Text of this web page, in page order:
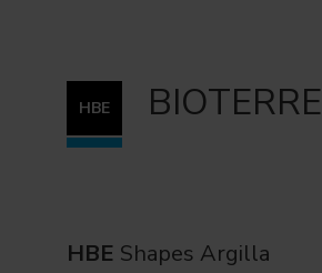
HBE BIOTERRE
HBE Shapes Argilla